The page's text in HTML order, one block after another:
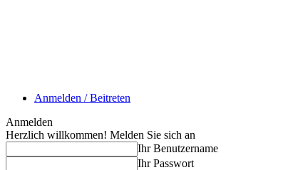
Anmelden / Beitreten
Anmelden
Herzlich willkommen! Melden Sie sich an
Ihr Benutzername
Ihr Passwort